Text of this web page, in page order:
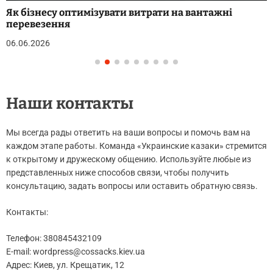
Як бізнесу оптимізувати витрати на вантажні
перевезення
06.06.2026
Наши контакты
Мы всегда рады ответить на ваши вопросы и помочь вам на
каждом этапе работы. Команда «Украинские казаки» стремится
к открытому и дружескому общению. Используйте любые из
представленных ниже способов связи, чтобы получить
консультацию, задать вопросы или оставить обратную связь.
Контакты:
Телефон: 380845432109
E-mail:wordpress@cossacks.kiev.ua
Адрес: Киев, ул. Крещатик, 12